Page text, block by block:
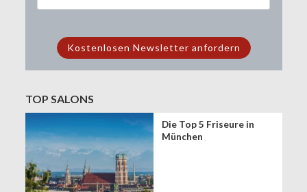
TOP SALONS
Die Top 5 Friseure in
München